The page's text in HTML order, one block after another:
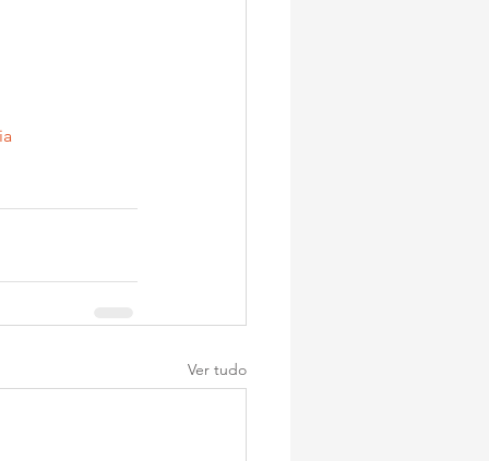
Ver tudo